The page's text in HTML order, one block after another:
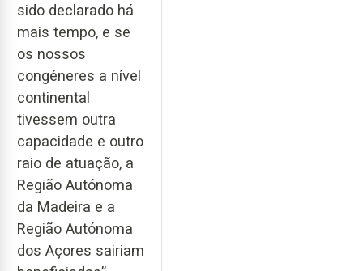
sido declarado há
mais tempo, e se
os nossos
congéneres a nível
continental
tivessem outra
capacidade e outro
raio de atuação, a
Região Autónoma
da Madeira e a
Região Autónoma
dos Açores sairiam